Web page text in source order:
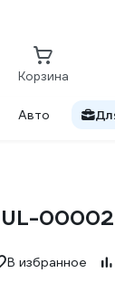
Корзина
Авто
В избранное